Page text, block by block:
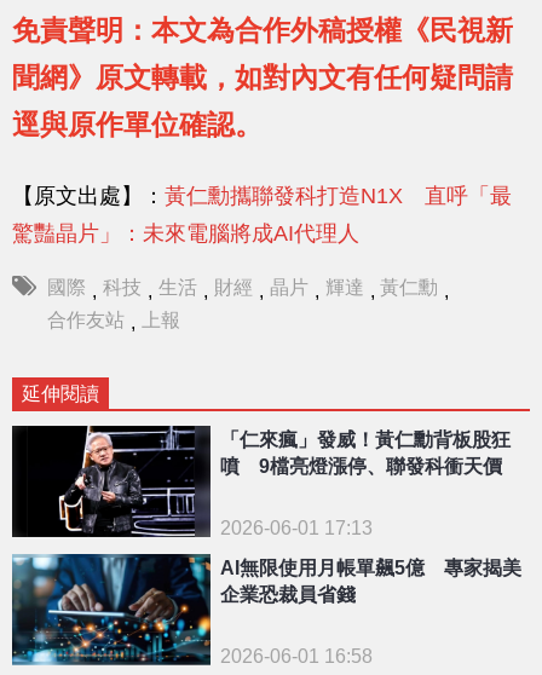
免責聲明：本文為合作外稿授權《民視新
聞網》原文轉載，如對內文有任何疑問請
逕與原作單位確認。
【原文出處】： 黃仁勳攜聯發科打造N1X 直呼「最
驚豔晶片」：未來電腦將成AI代理人
國際 科技 生活 財經 晶片 輝達 黃仁勳
合作友站 , 上報
延伸閱讀
「仁來瘋」發威！黃仁勳背板股狂
噴 9檔亮燈漲停、聯發科衝天價
2026-06-01 17:13
AI無限使用月帳單飆5億 專家揭美
企業恐裁員省錢
2026-06-01 16:58